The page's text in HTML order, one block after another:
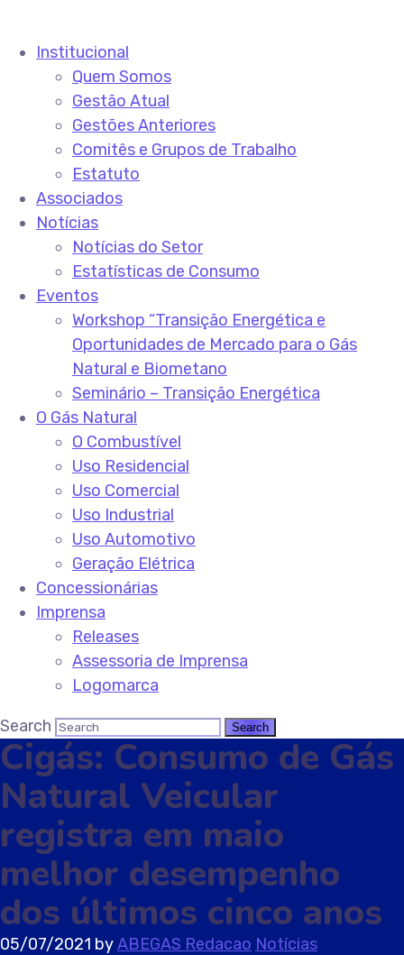
Institucional
Quem Somos
Gestão Atual
Gestões Anteriores
Comitês e Grupos de Trabalho
Estatuto
Associados
Notícias
Notícias do Setor
Estatísticas de Consumo
Eventos
Workshop “Transição Energética e
Oportunidades de Mercado para o Gás
Natural e Biometano
Seminário – Transição Energética
O Gás Natural
O Combustível
Uso Residencial
Uso Comercial
Uso Industrial
Uso Automotivo
Geração Elétrica
Concessionárias
Imprensa
Releases
Assessoria de Imprensa
Logomarca
Search
Cigás: Consumo de Gás
Natural Veicular
registra em maio
melhor desempenho
dos últimos cinco anos
05/07/2021 byABEGAS Redacao Notícias